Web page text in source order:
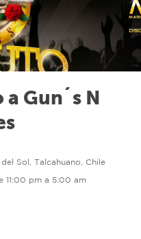
Gun´s N
Sol, Talcahuano, Chile
11:00 pm a 5:00 am